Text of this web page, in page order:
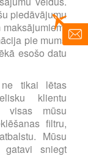
piedāvājumu
pie mums
esošo datu
tikai lētas
klientu
visas mūsu
filtru,
Mūsu
gatavi sniegt